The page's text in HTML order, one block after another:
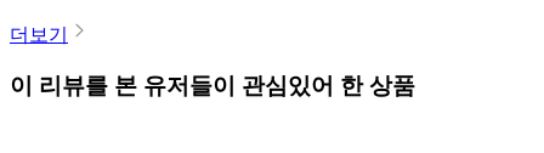
더보기
이 리뷰를 본 유저들이 관심있어 한 상품